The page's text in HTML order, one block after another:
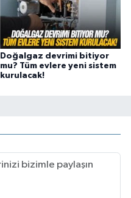
Doğalgaz devrimi bitiyor
mu? Tüm evlere yeni sistem
kurulacak!